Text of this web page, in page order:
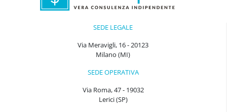
SEDE LEGALE
Via Meravigli, 16 - 20123
Milano (MI)
SEDE OPERATIVA
Via Roma, 47 - 19032
Lerici (SP)